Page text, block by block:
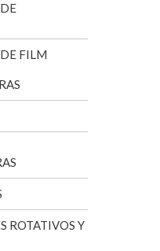
FILM
ROTATIVOS Y